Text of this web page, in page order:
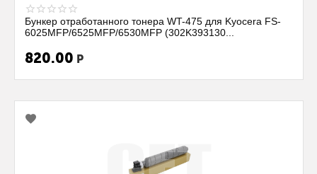
Бункер отработанного тонера WT-475 для Kyocera FS-
6025MFP/6525MFP/6530MFP (302K393130...
820.00 Р